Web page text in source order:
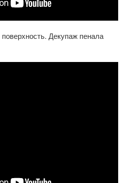
Декупаж пенала